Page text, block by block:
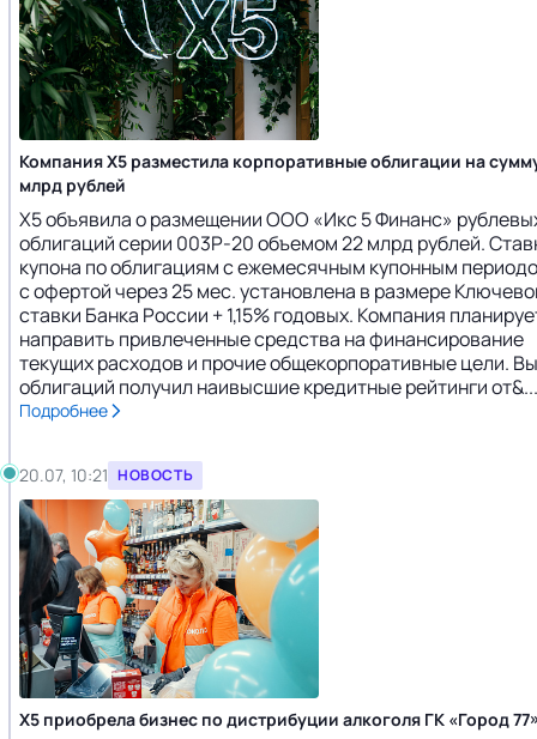
Компания X5 разместила корпоративные облигации на
млрд рублей
X5 объявила о размещении ООО «Икс 5 Финанс»
облигаций серии 003P-20 объемом 22 млрд рублей.
купона по облигациям с ежемесячным купонным
с офертой через 25 мес. установлена в размере
ставки Банка России + 1,15% годовых. Компания
направить привлеченные средства на финансирование
текущих расходов и прочие общекорпоративные цели.
облигаций получил наивысшие кредитные рейтинги от&...
Подробнее
20.07, 10:21 НОВОСТЬ
X5 приобрела бизнес по дистрибуции алкоголя ГК «Город